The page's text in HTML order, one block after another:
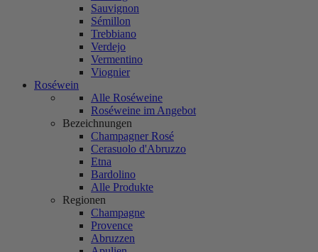
Sauvignon
Sémillon
Trebbiano
Verdejo
Vermentino
Viognier
Roséwein
Alle Roséweine
Roséweine im Angebot
Bezeichnungen
Champagner Rosé
Cerasuolo d'Abruzzo
Etna
Bardolino
Alle Produkte
Regionen
Champagne
Provence
Abruzzen